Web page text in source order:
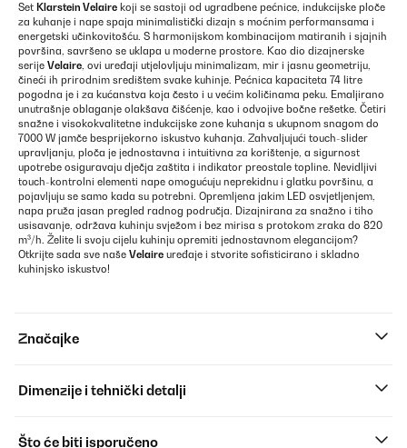
Set Klarstein Velaire koji se sastoji od ugradbene pećnice, indukcijske ploče
za kuhanje i nape spaja minimalistički dizajn s moćnim performansama i
energetski učinkovitošću. S harmonijskom kombinacijom matiranih i sjajnih
površina, savršeno se uklapa u moderne prostore. Kao dio dizajnerske
serije Velaire, ovi uređaji utjelovljuju minimalizam, mir i jasnu geometriju,
čineći ih prirodnim središtem svake kuhinje. Pećnica kapaciteta 74 litre
pogodna je i za kućanstva koja često i u većim količinama peku. Emaljirano
unutrašnje oblaganje olakšava čišćenje, kao i odvojive bočne rešetke. Četiri
snažne i visokokvalitetne indukcijske zone kuhanja s ukupnom snagom do
7000 W jamče besprijekorno iskustvo kuhanja. Zahvaljujući touch-slider
upravljanju, ploča je jednostavna i intuitivna za korištenje, a sigurnost
upotrebe osiguravaju dječja zaštita i indikator preostale topline. Nevidljivi
touch-kontrolni elementi nape omogućuju neprekidnu i glatku površinu, a
pojavljuju se samo kada su potrebni. Opremljena jakim LED osvjetljenjem,
napa pruža jasan pregled radnog područja. Dizajnirana za snažno i tiho
usisavanje, održava kuhinju svježom i bez mirisa s protokom zraka do 820
m³/h. Želite li svoju cijelu kuhinju opremiti jednostavnom elegancijom?
Otkrijte sada sve naše Velaire uređaje i stvorite sofisticirano i skladno
kuhinjsko iskustvo!
Značajke
Dimenzije i tehnički detalji
Što će biti isporučeno